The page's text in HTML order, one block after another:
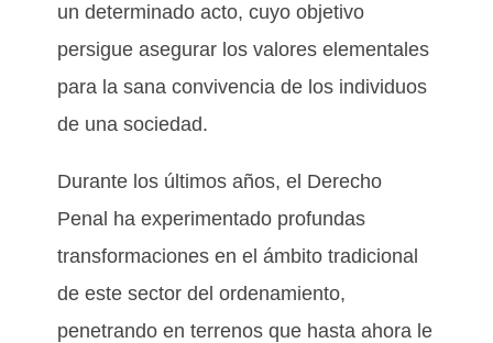
un determinado acto, cuyo objetivo
persigue asegurar los valores elementales
para la sana convivencia de los individuos
de una sociedad.
Durante los últimos años, el Derecho
Penal ha experimentado profundas
transformaciones en el ámbito tradicional
de este sector del ordenamiento,
penetrando en terrenos que hasta ahora le